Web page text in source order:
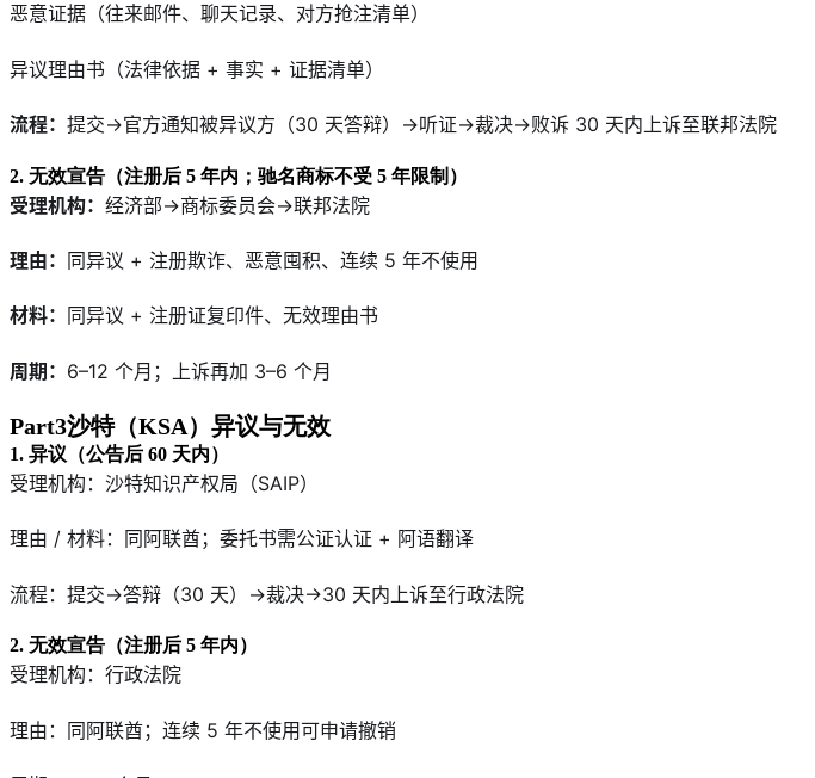
恶意证据（往来邮件、聊天记录、对方抢注清单）
异议理由书（法律依据 + 事实 + 证据清单）
流程： 提交→官方通知被异议方（30 天答辩）→听证→裁决→败诉 30 天内上诉至联邦法院
2. 无效宣告（注册后 5 年内；驰名商标不受 5 年限制）
受理机构： 经济部→商标委员会→联邦法院
理由： 同异议 + 注册欺诈、恶意囤积、连续 5 年不使用
材料： 同异议 + 注册证复印件、无效理由书
周期： 6–12 个月；上诉再加 3–6 个月
Part3沙特（KSA）异议与无效
1. 异议（公告后 60 天内）
受理机构：沙特知识产权局（SAIP）
理由 / 材料：同阿联酋；委托书需公证认证 + 阿语翻译
流程：提交→答辩（30 天）→裁决→30 天内上诉至行政法院
2. 无效宣告（注册后 5 年内）
受理机构：行政法院
理由：同阿联酋；连续 5 年不使用可申请撤销